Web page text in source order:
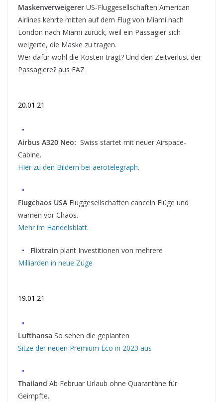
Maskenverweigerer US-Fluggesellschaften American
Airlines kehrte mitten auf dem Flug von Miami nach
London nach Miami zurück, weil ein Passagier sich
weigerte, die Maske zu tragen.
Wer dafür wohl die Kosten trägt? Und den Zeitverlust der
Passagiere? aus FAZ
20.01.21
•
Airbus A320 Neo: Swiss startet mit neuer Airspace-
Cabine.
HIer zu den Bildern bei aerotelegraph.
•
Flugchaos USA Fluggesellschaften canceln Flüge und
warnen vor Chaos.
Mehr im Handelsblatt.
• Flixtrain plant Investitionen von mehrere
Milliarden in neue Züge
19.01.21
•
Lufthansa So sehen die geplanten
Sitze der neuen Premium Eco in 2023 aus
•
Thailand Ab Februar Urlaub ohne Quarantäne für
Geimpfte.